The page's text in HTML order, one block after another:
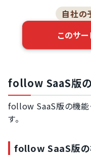
有休残日数の確
認機能
フレックスタイ
ム制への対応
時間外労働の上
限超過アラート
設定
勤務間インター
36協定対応の
自社の
このサ
follow SaaS版の
follow SaaS版の機能
す。
follow SaaS版の